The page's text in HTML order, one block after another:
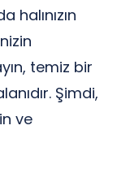
halınızın
temiz bir
Şimdi,
ve